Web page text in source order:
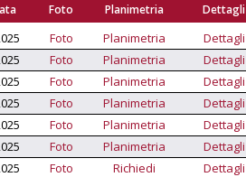
Foto Planimetria Dettagli
Foto Planimetria
Dettagli
Foto Planimetria
Dettagli
Foto Planimetria
Dettagli
Foto Planimetria
Dettagli
Foto Planimetria
Dettagli
Foto Planimetria
Dettagli
Foto Richiedi
Dettagli